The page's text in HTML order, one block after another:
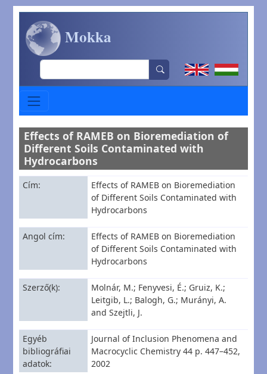
Ugrás a tartalomra
Mokka
Search
Effects of RAMEB on Bioremediation of
Different Soils Contaminated with
Hydrocarbons
Cím
Effects of RAMEB on Bioremediation
of Different Soils Contaminated with
Hydrocarbons
Angol cím
Effects of RAMEB on Bioremediation
of Different Soils Contaminated with
Hydrocarbons
Szerző(k)
Molnár, M.; Fenyvesi, É.; Gruiz, K.;
Leitgib, L.; Balogh, G.; Murányi, A.
and Szejtli, J.
Egyéb
bibliográfiai
adatok
Journal of Inclusion Phenomena and
Macrocyclic Chemistry 44 p. 447–452,
2002